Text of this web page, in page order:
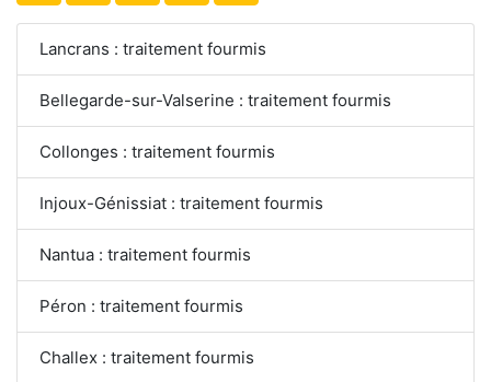
Lancrans : traitement fourmis
Bellegarde-sur-Valserine : traitement fourmis
Collonges : traitement fourmis
Injoux-Génissiat : traitement fourmis
Nantua : traitement fourmis
Péron : traitement fourmis
Challex : traitement fourmis